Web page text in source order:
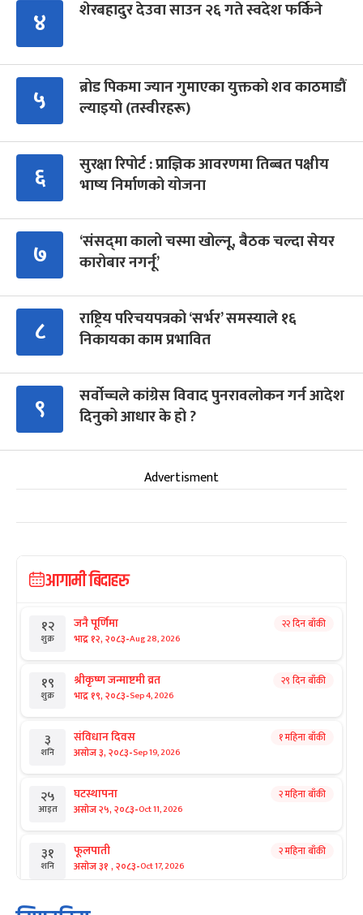
४ शेरबहादुर देउवा साउन २६ गते स्वदेश फर्किने
५
ब्रोड पिकमा ज्यान गुमाएका युक्तको शव काठमाडौं
ल्याइयो (तस्वीरहरू)
६
सुरक्षा रिपोर्ट : प्राज्ञिक आवरणमा तिब्बत पक्षीय
भाष्य निर्माणको योजना
७
‘संसद्‍मा कालो चस्मा खोल्नू, बैठक चल्दा सेयर
कारोबार नगर्नू’
८
राष्ट्रिय परिचयपत्रको ‘सर्भर’ समस्याले १६
निकायका काम प्रभावित
९
सर्वोच्चले कांग्रेस विवाद पुनरावलोकन गर्न आदेश
दिनुको आधार के हो ?
Advertisment
आगामी बिदाहरु
१२
शुक्र
जनै पूर्णिमा
भाद्र १२, २०८३-Aug 28, 2026
२२ दिन बाँकी
१९
शुक्र
श्रीकृष्ण जन्माष्टमी व्रत
भाद्र १९, २०८३-Sep 4, 2026
२९ दिन बाँकी
३
शनि
संविधान दिवस
असोज ३, २०८३-Sep 19, 2026
१ महिना बाँकी
२५
आइत
घटस्थापना
असोज २५, २०८३-Oct 11, 2026
२ महिना बाँकी
३१
शनि
फूलपाती
असोज ३१ , २०८३-Oct 17, 2026
२ महिना बाँकी
कार्तिक सङ्क्रान्ति